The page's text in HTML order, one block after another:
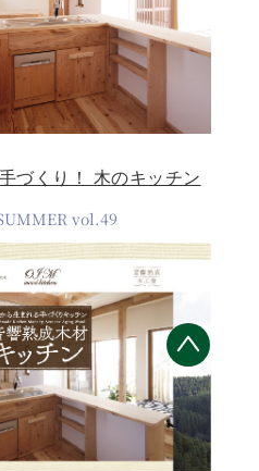
づくり！ 木のキッチン
vol.49